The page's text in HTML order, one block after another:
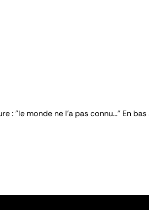
: "le monde ne l'a pas connu..." En